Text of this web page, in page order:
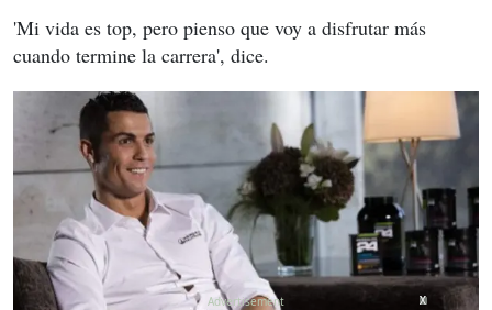
'Mi vida es top, pero pienso que voy a disfrutar más
cuando termine la carrera', dice.
X
X